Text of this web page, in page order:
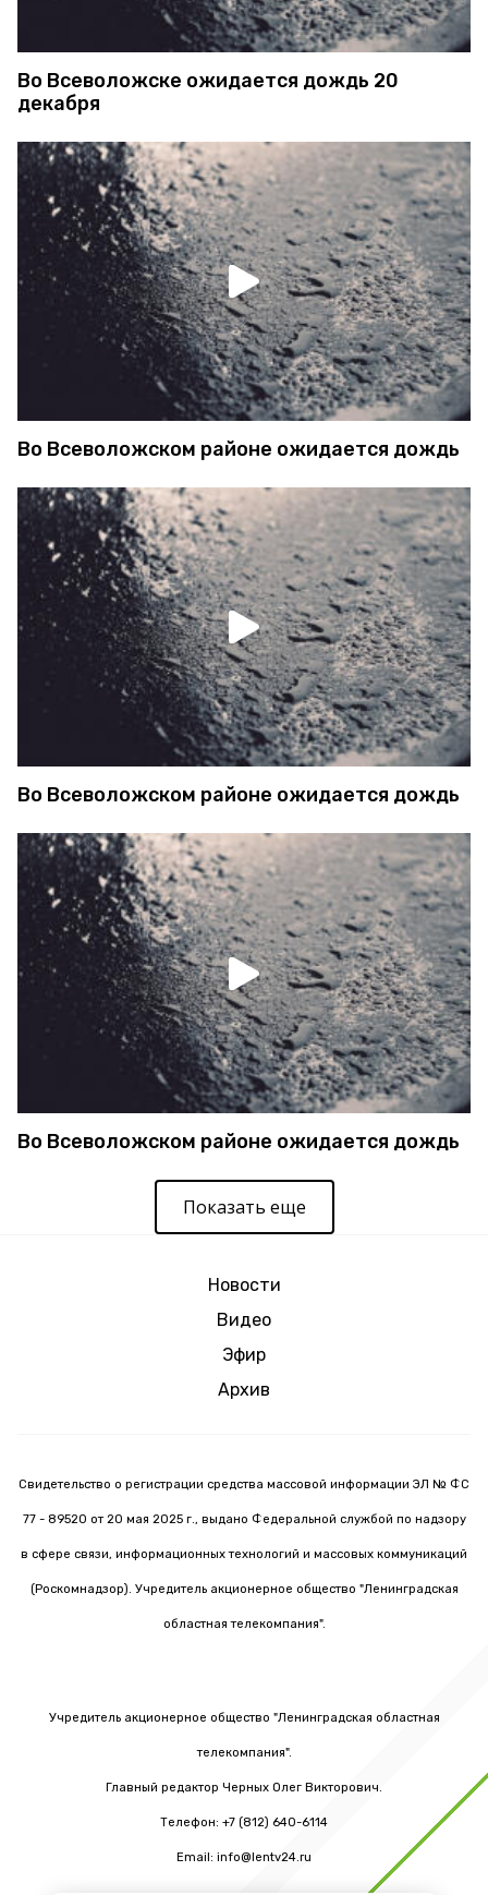
Во Всеволожске ожидается дождь 20
декабря
Во Всеволожском районе ожидается дождь
Во Всеволожском районе ожидается дождь
Во Всеволожском районе ожидается дождь
Показать еще
Новости
Видео
Эфир
Архив
Свидетельство о регистрации средства массовой информации ЭЛ № ФС
77 - 89520 от 20 мая 2025 г., выдано Федеральной службой по надзору
в сфере связи, информационных технологий и массовых коммуникаций
(Роскомнадзор). Учредитель акционерное общество "Ленинградская
областная телекомпания".
Учредитель акционерное общество "Ленинградская областная
телекомпания".
Главный редактор Черных Олег Викторович.
Телефон: +7 (812) 640-6114
Email: info@lentv24.ru